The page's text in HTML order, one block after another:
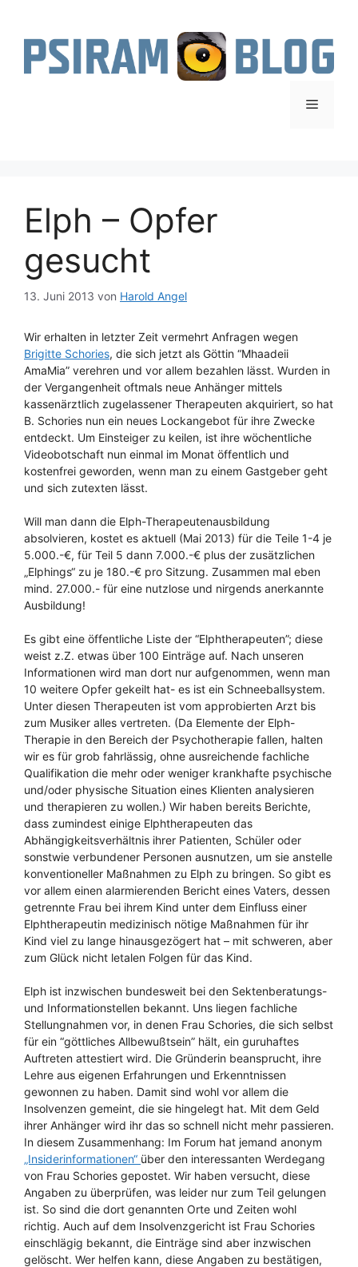
springen
Menü
Elph – Opfer
gesucht
13. Juni 2013 von Harold Angel
Wir erhalten in letzter Zeit vermehrt Anfragen wegen
Brigitte Schories, die sich jetzt als Göttin “Mhaadeii
AmaMia” verehren und vor allem bezahlen lässt. Wurden in
der Vergangenheit oftmals neue Anhänger mittels
kassenärztlich zugelassener Therapeuten akquiriert, so hat
B. Schories nun ein neues Lockangebot für ihre Zwecke
entdeckt. Um Einsteiger zu keilen, ist ihre wöchentliche
Videobotschaft nun einmal im Monat öffentlich und
kostenfrei geworden, wenn man zu einem Gastgeber geht
und sich zutexten lässt.
Will man dann die Elph-Therapeutenausbildung
absolvieren, kostet es aktuell (Mai 2013) für die Teile 1-4 je
5.000.-€, für Teil 5 dann 7.000.-€ plus der zusätzlichen
„Elphings“ zu je 180.-€ pro Sitzung. Zusammen mal eben
mind. 27.000.- für eine nutzlose und nirgends anerkannte
Ausbildung!
Es gibt eine öffentliche Liste der “Elphtherapeuten”; diese
weist z.Z. etwas über 100 Einträge auf. Nach unseren
Informationen wird man dort nur aufgenommen, wenn man
10 weitere Opfer gekeilt hat- es ist ein Schneeballsystem.
Unter diesen Therapeuten ist vom approbierten Arzt bis
zum Musiker alles vertreten. (Da Elemente der Elph-
Therapie in den Bereich der Psychotherapie fallen, halten
wir es für grob fahrlässig, ohne ausreichende fachliche
Qualifikation die mehr oder weniger krankhafte psychische
und/oder physische Situation eines Klienten analysieren
und therapieren zu wollen.) Wir haben bereits Berichte,
dass zumindest einige Elphtherapeuten das
Abhängigkeitsverhältnis ihrer Patienten, Schüler oder
sonstwie verbundener Personen ausnutzen, um sie anstelle
konventioneller Maßnahmen zu Elph zu bringen. So gibt es
vor allem einen alarmierenden Bericht eines Vaters, dessen
getrennte Frau bei ihrem Kind unter dem Einfluss einer
Elphtherapeutin medizinisch nötige Maßnahmen für ihr
Kind viel zu lange hinausgezögert hat – mit schweren, aber
zum Glück nicht letalen Folgen für das Kind.
Elph ist inzwischen bundesweit bei den Sektenberatungs-
und Informationstellen bekannt. Uns liegen fachliche
Stellungnahmen vor, in denen Frau Schories, die sich selbst
für ein “göttliches Allbewußtsein” hält, ein guruhaftes
Auftreten attestiert wird. Die Gründerin beansprucht, ihre
Lehre aus eigenen Erfahrungen und Erkenntnissen
gewonnen zu haben. Damit sind wohl vor allem die
Insolvenzen gemeint, die sie hingelegt hat. Mit dem Geld
ihrer Anhänger wird ihr das so schnell nicht mehr passieren.
In diesem Zusammenhang: Im Forum hat jemand anonym
„Insiderinformationen“ über den interessanten Werdegang
von Frau Schories gepostet. Wir haben versucht, diese
Angaben zu überprüfen, was leider nur zum Teil gelungen
ist. So sind die dort genannten Orte und Zeiten wohl
richtig. Auch auf dem Insolvenzgericht ist Frau Schories
einschlägig bekannt, die Einträge sind aber inzwischen
gelöscht. Wer helfen kann, diese Angaben zu bestätigen,